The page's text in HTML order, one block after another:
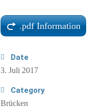
.pdf Information
Date
3. Juli 2017
Category
Brücken